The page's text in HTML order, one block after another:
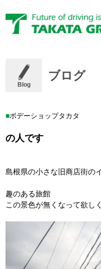
Blog
ブログ
ボデーショップタカタ
の人です
島根県の小さな旧商店街の
趣のある旅館
この景色が無くなって欲し